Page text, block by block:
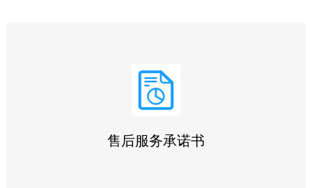
售后服务承诺书